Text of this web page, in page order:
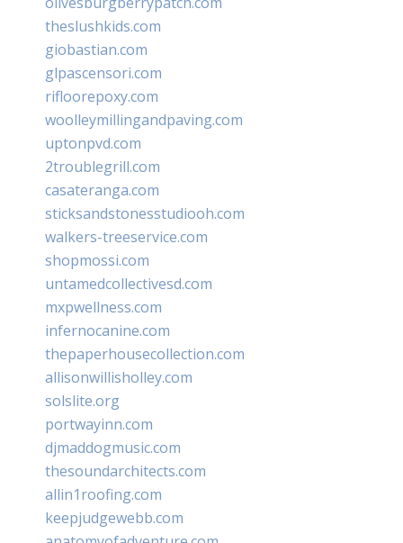
theslushkids.com
giobastian.com
glpascensori.com
rifloorepoxy.com
woolleymillingandpaving.com
uptonpvd.com
2troublegrill.com
casateranga.com
sticksandstonesstudiooh.com
walkers-treeservice.com
shopmossi.com
untamedcollectivesd.com
mxpwellness.com
infernocanine.com
thepaperhousecollection.com
allisonwillisholley.com
solslite.org
portwayinn.com
djmaddogmusic.com
thesoundarchitects.com
allin1roofing.com
keepjudgewebb.com